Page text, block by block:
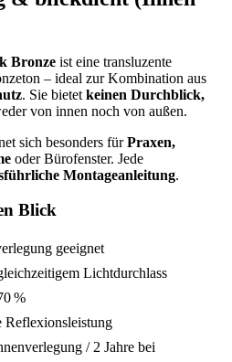
Bronze ist eine transluzente
– ideal zur Kombination aus
. Sie bietet keinen Durchblick,
von innen noch von außen.
sich besonders fürPraxen,
oder Bürofenster. Jede
Montageanleitung.
Blick
geeignet
Lichtdurchlass
%
/ 2 Jahre bei